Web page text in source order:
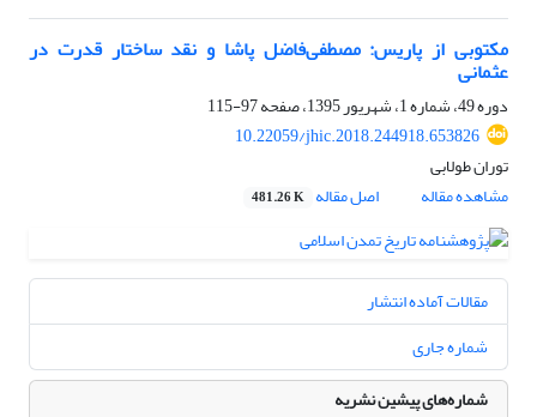
مکتوبی از پاریس: مصطفی‌فاضل پاشا و نقد ساختار قدرت در
عثمانی
دوره 49، شماره 1، شهریور 1395، صفحه
97-115
10.22059/jhic.2018.244918.653826
توران طولابی
مشاهده مقاله
اصل مقاله 481.26 K
مقالات آماده انتشار
شماره جاری
شماره‌های پیشین نشریه